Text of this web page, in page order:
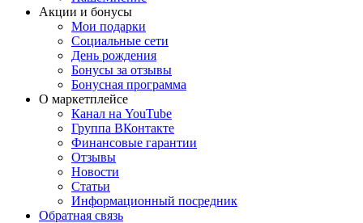
Акции и бонусы
Мои подарки
Социальные сети
День рождения
Бонусы за отзывы
Бонусная программа
О маркетплейсе
Канал на YouTube
Группа ВКонтакте
Финансовые гарантии
Отзывы
Новости
Статьи
Информационный посредник
Обратная связь